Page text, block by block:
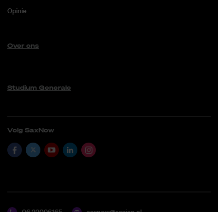
Opinie
Over ons
Studium Generale
Volg SaxNow